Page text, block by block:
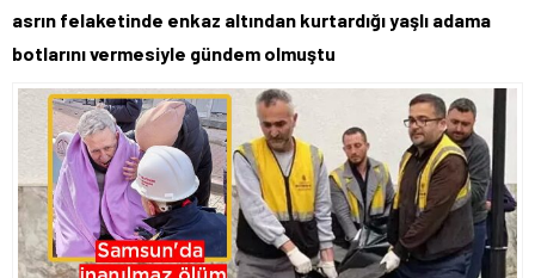
asrın felaketinde enkaz altından kurtardığı yaşlı adama
botlarını vermesiyle gündem olmuştu